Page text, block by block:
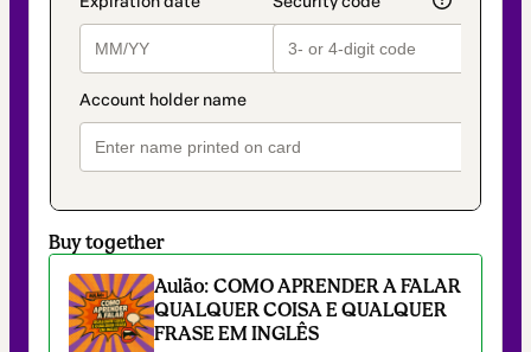
Buy together
Aulão: COMO APRENDER A FALAR
QUALQUER COISA E QUALQUER
FRASE EM INGLÊS